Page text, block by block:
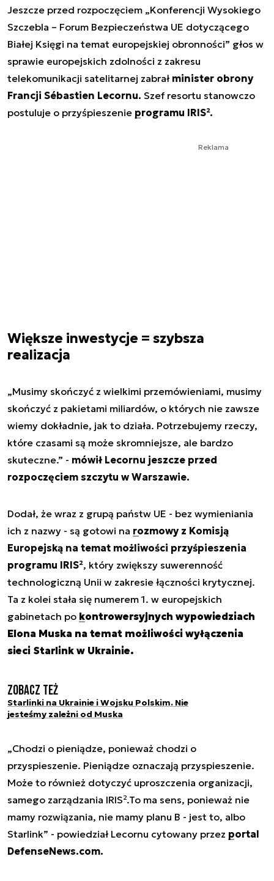
Jeszcze przed rozpoczęciem „Konferencji Wysokiego
Szczebla – Forum Bezpieczeństwa UE dotyczącego
Białej Księgi na temat europejskiej obronności” głos w
sprawie europejskich zdolności z zakresu
telekomunikacji satelitarnej zabrał minister obrony
Francji Sébastien Lecornu. Szef resortu stanowczo
postuluje o przyśpieszenie programu IRIS².
Reklama
Większe inwestycje = szybsza
realizacja
„Musimy skończyć z wielkimi przemówieniami, musimy
skończyć z pakietami miliardów, o których nie zawsze
wiemy dokładnie, jak to działa. Potrzebujemy rzeczy,
które czasami są może skromniejsze, ale bardzo
skuteczne.” - mówił Lecornu jeszcze przed
rozpoczęciem szczytu w Warszawie.
Dodał, że wraz z grupą państw UE - bez wymieniania
ich z nazwy - są gotowi na rozmowy z Komisją
Europejską na temat możliwości przyśpieszenia
programu IRIS², który zwiększy suwerenność
technologiczną Unii w zakresie łączności krytycznej.
Ta z kolei stała się numerem 1. w europejskich
gabinetach po kontrowersyjnych wypowiedziach
Elona Muska na temat możliwości wyłączenia
sieci Starlink w Ukrainie.
Zobacz też
Starlinki na Ukrainie i Wojsku Polskim. Nie
jesteśmy zależni od Muska
„Chodzi o pieniądze, ponieważ chodzi o
przyspieszenie. Pieniądze oznaczają przyspieszenie.
Może to również dotyczyć uproszczenia organizacji,
samego zarządzania IRIS².To ma sens, ponieważ nie
mamy rozwiązania, nie mamy planu B - jest to, albo
Starlink” - powiedział Lecornu cytowany przez portal
DefenseNews.com.